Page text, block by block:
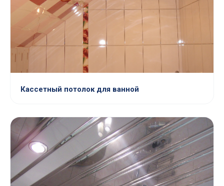
Кассетный потолок для ванной